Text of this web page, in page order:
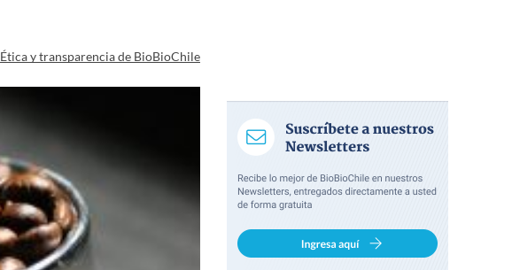
Ética y transparencia de BioBioChile